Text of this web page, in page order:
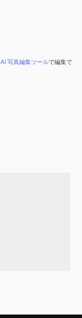
AI 写真編集ツールで編集で